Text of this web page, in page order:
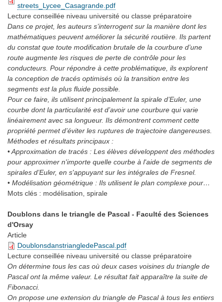
streets_Lycee_Casagrande.pdf
Lecture conseillée niveau université ou classe préparatoire
Dans ce projet, les auteurs s’interrogent sur la manière dont les
mathématiques peuvent améliorer la sécurité routière. Ils partent
du constat que toute modification brutale de la courbure d’une
route augmente les risques de perte de contrôle pour les
conducteurs. Pour répondre à cette problématique, ils explorent
la conception de tracés optimisés où la transition entre les
segments est la plus fluide possible.
Pour ce faire, ils utilisent principalement la spirale d’Euler, une
courbe dont la particularité est d’avoir une courbure qui varie
linéairement avec sa longueur. Ils démontrent comment cette
propriété permet d’éviter les ruptures de trajectoire dangereuses.
Méthodes et résultats principaux :
• Approximation de tracés : Les élèves développent des méthodes
pour approximer n'importe quelle courbe à l'aide de segments de
spirales d’Euler, en s'appuyant sur les intégrales de Fresnel.
• Modélisation géométrique : Ils utilisent le plan complexe pour…
Mots clés : modélisation, spirale
Doublons dans le triangle de Pascal - Faculté des Sciences
d'Orsay
Article
DoublonsdanstriangledePascal.pdf
Lecture conseillée niveau université ou classe préparatoire
On détermine tous les cas où deux cases voisines du triangle de
Pascal ont la même valeur. Le résultat fait apparaître la suite de
Fibonacci.
On propose une extension du triangle de Pascal à tous les entiers